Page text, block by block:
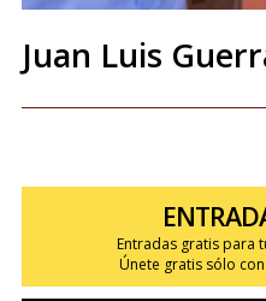
Juan Luis
Entradas gratis para
Únete gratis sólo